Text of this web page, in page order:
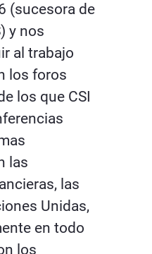
(sucesora de
y nos
al trabajo
los foros
los que CSI
las
las
Unidas,
en todo
los